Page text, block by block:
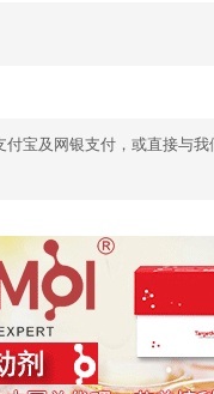
宝及网银支付，或直接与